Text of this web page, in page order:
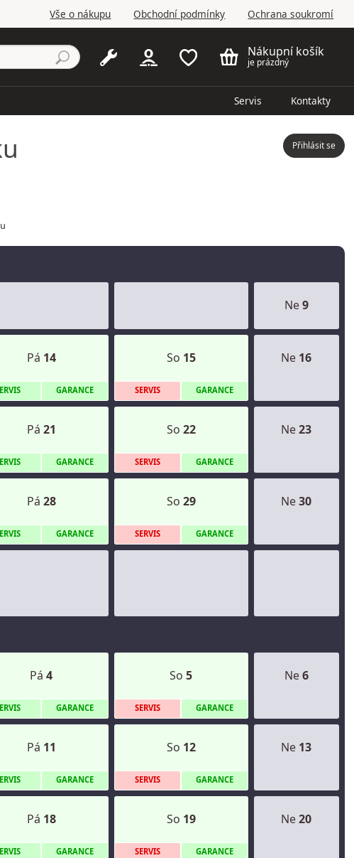
Vše o nákupu Obchodní podmínky Ochrana soukromí
Nákupní košík
je prázdný
Servis Kontakty
Přihlásit se
Ne9
Pá 14
GARANCE
So 15
SERVIS GARANCE
Ne 16
Pá 21
GARANCE
So 22
SERVIS GARANCE
Ne23
Pá 28
GARANCE
So 29
SERVIS GARANCE
Ne30
Pá 4
GARANCE
So 5
SERVIS GARANCE
Ne6
Pá 11
GARANCE
So 12
SERVIS GARANCE
Ne 13
Pá 18
GARANCE
So 19
SERVIS GARANCE
Ne20